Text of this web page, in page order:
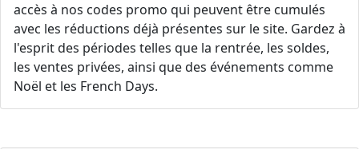
accès à nos codes promo qui peuvent être cumulés
avec les réductions déjà présentes sur le site. Gardez à
l'esprit des périodes telles que la rentrée, les soldes,
les ventes privées, ainsi que des événements comme
Noël et les French Days.